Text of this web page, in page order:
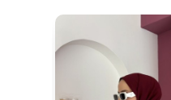
STD